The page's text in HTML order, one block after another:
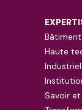
Haute
Industriel
Savoir